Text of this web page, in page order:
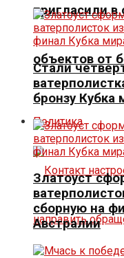
пригласили
объектов от
Политика
Стали
бронзу Кубка
Златоуст
сборную на
Австралии